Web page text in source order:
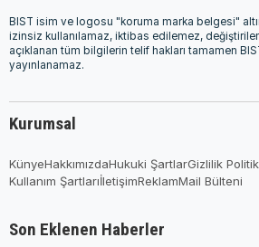
BIST isim ve logosu "koruma marka belgesi"
izinsiz kullanılamaz, iktibas edilemez,
açıklanan tüm bilgilerin telif hakları tamamen
yayınlanamaz.
Kurumsal
KünyeHakkımızdaHukuki ŞartlarGizlilik
Kullanım ŞartlarıİletişimReklamMail Bülteni
Son Eklenen Haberler